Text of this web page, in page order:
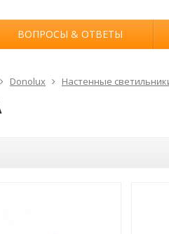
ВОПРОСЫ & ОТВЕТЫ
Donolux Настенные